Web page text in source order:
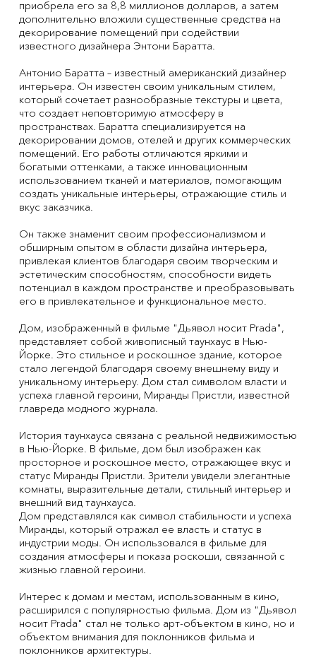
приобрела его за 8,8 миллионов долларов, а затем
дополнительно вложили существенные средства на
декорирование помещений при содействии
известного дизайнера Энтони Баратта.
Антонио Баратта – известный американский дизайнер
интерьера. Он известен своим уникальным стилем,
который сочетает разнообразные текстуры и цвета,
что создает неповторимую атмосферу в
пространствах. Баратта специализируется на
декорировании домов, отелей и других коммерческих
помещений. Его работы отличаются яркими и
богатыми оттенками, а также инновационным
использованием тканей и материалов, помогающим
создать уникальные интерьеры, отражающие стиль и
вкус заказчика.
Он также знаменит своим профессионализмом и
обширным опытом в области дизайна интерьера,
привлекая клиентов благодаря своим творческим и
эстетическим способностям, способности видеть
потенциал в каждом пространстве и преобразовывать
его в привлекательное и функциональное место.
Дом, изображенный в фильме "Дьявол носит Prada",
представляет собой живописный таунхаус в Нью-
Йорке. Это стильное и роскошное здание, которое
стало легендой благодаря своему внешнему виду и
уникальному интерьеру. Дом стал символом власти и
успеха главной героини, Миранды Пристли, известной
главреда модного журнала.
История таунхауса связана с реальной недвижимостью
в Нью-Йорке. В фильме, дом был изображен как
просторное и роскошное место, отражающее вкус и
статус Миранды Пристли. Зрители увидели элегантные
комнаты, выразительные детали, стильный интерьер и
внешний вид таунхауса.
Дом представлялся как символ стабильности и успеха
Миранды, который отражал ее власть и статус в
индустрии моды. Он использовался в фильме для
создания атмосферы и показа роскоши, связанной с
жизнью главной героини.
Интерес к домам и местам, использованным в кино,
расширился с популярностью фильма. Дом из "Дьявол
носит Prada" стал не только арт-объектом в кино, но и
объектом внимания для поклонников фильма и
поклонников архитектуры.